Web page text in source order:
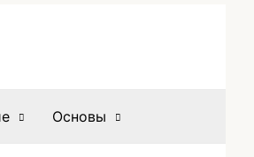
Основы